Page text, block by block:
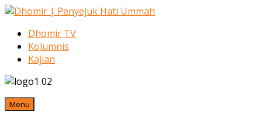
Dhomir TV
Kolumnis
Kajian
Menu